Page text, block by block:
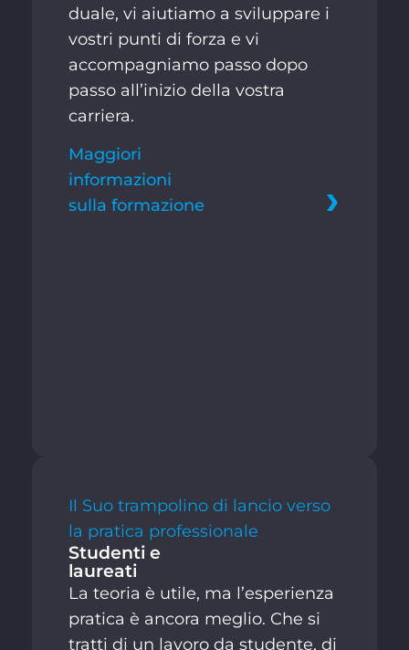
duale, vi aiutiamo a sviluppare i
vostri punti di forza e vi
accompagniamo passo dopo
passo all’inizio della vostra
carriera.
Maggiori
informazioni
sulla formazione
Il Suo trampolino di lancio verso
la pratica professionale
Studenti e
laureati
La teoria è utile, ma l’esperienza
pratica è ancora meglio. Che si
tratti di un lavoro da studente, di